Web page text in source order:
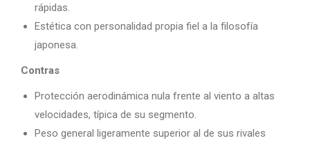
rápidas.
Estética con personalidad propia fiel a la filosofía
japonesa.
Contras
Protección aerodinámica nula frente al viento a altas
velocidades, típica de su segmento.
Peso general ligeramente superior al de sus rivales